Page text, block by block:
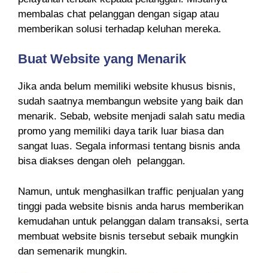
membalas chat pelanggan dengan sigap atau
memberikan solusi terhadap keluhan mereka.
Buat Website yang Menarik
Jika anda belum memiliki website khusus bisnis,
sudah saatnya membangun website yang baik dan
menarik. Sebab, website menjadi salah satu media
promo yang memiliki daya tarik luar biasa dan
sangat luas. Segala informasi tentang bisnis anda
bisa diakses dengan oleh pelanggan.
Namun, untuk menghasilkan traffic penjualan yang
tinggi pada website bisnis anda harus memberikan
kemudahan untuk pelanggan dalam transaksi, serta
membuat website bisnis tersebut sebaik mungkin
dan semenarik mungkin.